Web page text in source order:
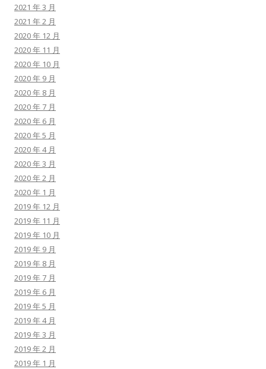
2021 年 3 月
2021 年 2 月
2020 年 12 月
2020 年 11 月
2020 年 10 月
2020 年 9 月
2020 年 8 月
2020 年 7 月
2020 年 6 月
2020 年 5 月
2020 年 4 月
2020 年 3 月
2020 年 2 月
2020 年 1 月
2019 年 12 月
2019 年 11 月
2019 年 10 月
2019 年 9 月
2019 年 8 月
2019 年 7 月
2019 年 6 月
2019 年 5 月
2019 年 4 月
2019 年 3 月
2019 年 2 月
2019 年 1 月